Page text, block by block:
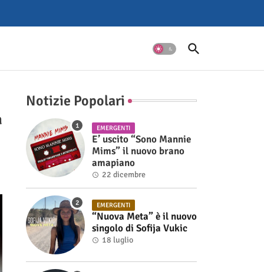
Notizie Popolari
EMERGENTI
E’ uscito “Sono Mannie
Mims” il nuovo brano
amapiano
22 dicembre
EMERGENTI
“Nuova Meta” è il nuovo
singolo di Sofija Vukic
18 luglio